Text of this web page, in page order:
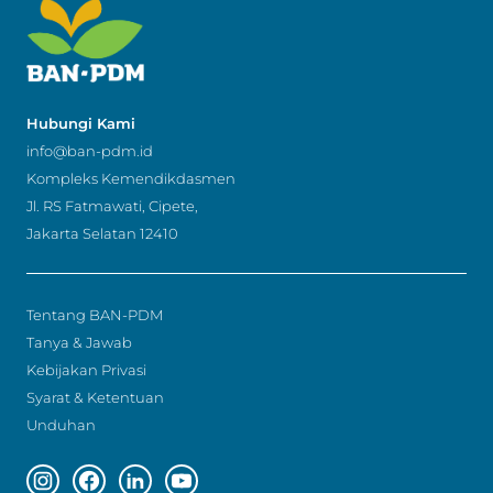
Hubungi Kami
info@ban-pdm.id
Kompleks Kemendikdasmen
Jl. RS Fatmawati, Cipete,
Jakarta Selatan 12410
Tentang BAN-PDM
Tanya & Jawab
Kebijakan Privasi
Syarat & Ketentuan
Unduhan